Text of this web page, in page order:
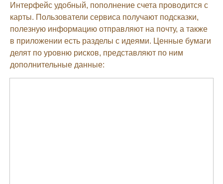
Интерфейс удобный, пополнение счета проводится с
карты. Пользователи сервиса получают подсказки,
полезную информацию отправляют на почту, а также
в приложении есть разделы с идеями. Ценные бумаги
делят по уровню рисков, представляют по ним
дополнительные данные: